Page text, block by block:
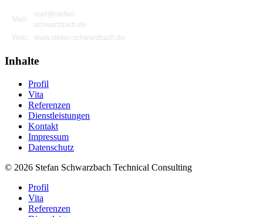
Mail:
mail@stefan-
schwarzbach.de
Web:
www.stefan-schwarzbach.de
Inhalte
Profil
Vita
Referenzen
Dienstleistungen
Kontakt
Impressum
Datenschutz
© 2026 Stefan Schwarzbach Technical Consulting
Profil
Vita
Referenzen